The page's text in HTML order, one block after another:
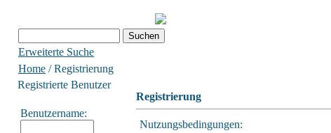
Erweiterte Suche
Home / Registrierung
Registrierte Benutzer
Benutzername:
Registrierung
Nutzungsbedingungen: